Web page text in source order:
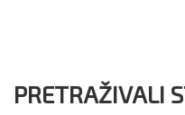
PRETRAŽIVALI